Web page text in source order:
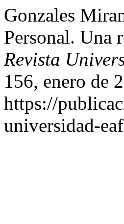
Gonzales
Personal. Una
Revista
156, enero de
https://
universidad-